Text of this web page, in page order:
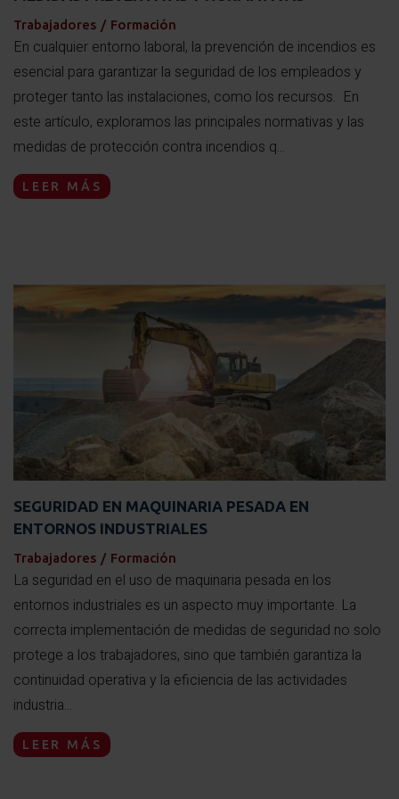
Trabajadores / Formación
En cualquier entorno laboral, la prevención de incendios es
esencial para garantizar la seguridad de los empleados y
proteger tanto las instalaciones, como los recursos. En
este artículo, exploramos las principales normativas y las
medidas de protección contra incendios q...
LEER MÁS
SEGURIDAD EN MAQUINARIA PESADA EN
ENTORNOS INDUSTRIALES
Trabajadores / Formación
La seguridad en el uso de maquinaria pesada en los
entornos industriales es un aspecto muy importante. La
correcta implementación de medidas de seguridad no solo
protege a los trabajadores, sino que también garantiza la
continuidad operativa y la eficiencia de las actividades
industria...
LEER MÁS